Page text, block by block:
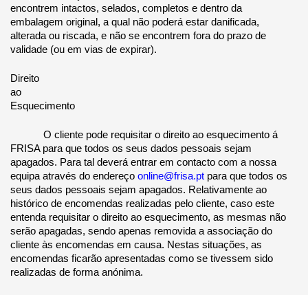
encontrem intactos, selados, completos e dentro da
embalagem original, a qual não poderá estar danificada,
alterada ou riscada, e não se encontrem fora do prazo de
validade (ou em vias de expirar).
Direito
ao
Esquecimento
O cliente pode requisitar o direito ao esquecimento á
FRISA para que todos os seus dados pessoais sejam
apagados. Para tal deverá entrar em contacto com a nossa
equipa através do endereço online@frisa.pt para que todos os
seus dados pessoais sejam apagados. Relativamente ao
histórico de encomendas realizadas pelo cliente, caso este
entenda requisitar o direito ao esquecimento, as mesmas não
serão apagadas, sendo apenas removida a associação do
cliente às encomendas em causa. Nestas situações, as
encomendas ficarão apresentadas como se tivessem sido
realizadas de forma anónima.